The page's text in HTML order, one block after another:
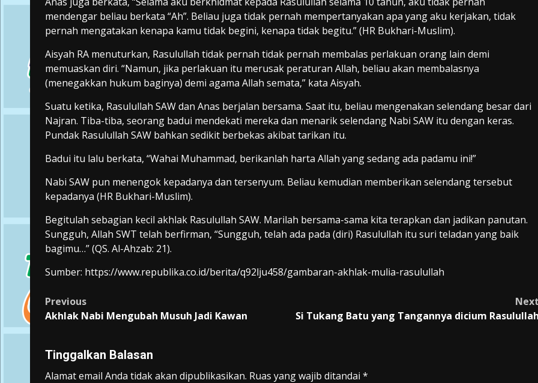
mendengar beliau berkata “Ah”. Beliau juga tidak pernah mempertanyakan apa yang aku kerjakan, tidak
pernah mengatakan kenapa kamu tidak begini, kenapa tidak begitu.” (HR Bukhari-Muslim).
Aisyah RA menuturkan, Rasulullah tidak pernah tidak pernah membalas perlakuan orang lain demi
memuaskan diri. “Namun, jika perlakuan itu merusak peraturan Allah, beliau akan membalasnya
(menegakkan hukum baginya) demi agama Allah semata,” kata Aisyah.
Suatu ketika, Rasulullah SAW dan Anas berjalan bersama. Saat itu, beliau mengenakan selendang besar dari
Najran. Tiba-tiba, seorang badui mendekati mereka dan menarik selendang Nabi SAW itu dengan keras.
Pundak Rasulullah SAW bahkan sedikit berbekas akibat tarikan itu.
Badui itu lalu berkata, “Wahai Muhammad, berikanlah harta Allah yang sedang ada padamu ini!”
Nabi SAW pun menengok kepadanya dan tersenyum. Beliau kemudian memberikan selendang tersebut
kepadanya (HR Bukhari-Muslim).
Begitulah sebagian kecil akhlak Rasulullah SAW. Marilah bersama-sama kita terapkan dan jadikan panutan.
Sungguh, Allah SWT telah berfirman, “Sungguh, telah ada pada (diri) Rasulullah itu suri teladan yang baik
bagimu…” (QS. Al-Ahzab: 21).
Sumber: https://www.republika.co.id/berita/q92lju458/gambaran-akhlak-mulia-rasulullah
Post
navigation
Previous
Akhlak Nabi Mengubah Musuh Jadi Kawan
Si Tukang Batu yang Tangannya dicium
Tinggalkan Balasan
Alamat email Anda tidak akan dipublikasikan. Ruas yang wajib ditandai *